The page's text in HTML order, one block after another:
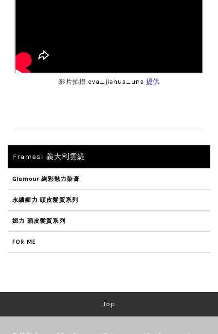
影片拍攝 eva_jiahua_una 提供
Framesi 義大利雲緹
Glamour 絢彩魅力染膏
永續媚力 頭皮髮質系列
媚力 頭皮髮質系列
FOR ME
Top